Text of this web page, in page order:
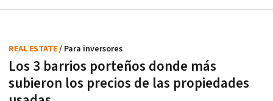
Los 3 barrios porteños donde más
subieron los precios de las propiedades
REAL ESTATE/ Para inversores